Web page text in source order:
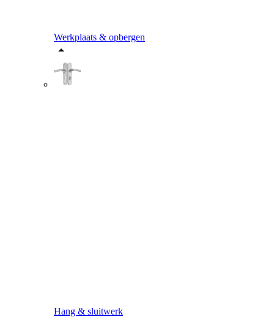
Werkplaats & opbergen
Hang & sluitwerk